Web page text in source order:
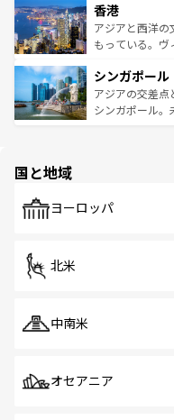
とつ。フォーや
ひ現地で味わい
が旅行者を迎え
参照してほしい。
の活気が交差し
帯で自然と触れ
いビーチでリゾ
激する。気候は
が待っている。
た文化、そして
香港
アジアと西洋の
もっている。ヴ
み、どこを訪れ
ており、効率よ
うな絶景から文
シンガポール
アジアの交差点
シンガポール。
で、ホーカーズ
国と地域
ヨーロッパ
北米
中南米
オセアニア